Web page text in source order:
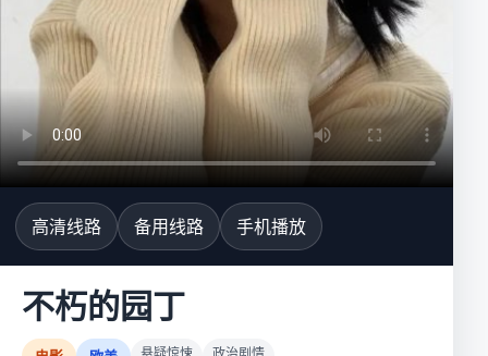
高清线路 备用线路 手机播放
不朽的园丁